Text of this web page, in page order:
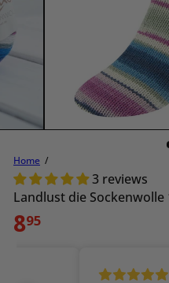
Home
3 reviews
Landlust die Sockenwolle
Normale
prijs
895
H.